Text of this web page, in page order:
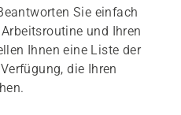
Sie einfach
und Ihren
Ihnen eine Liste der
die Ihren